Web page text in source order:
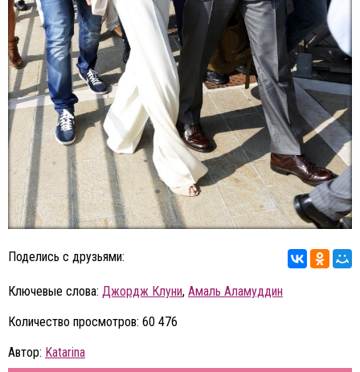
Поделись с друзьями:
Ключевые слова: Джордж Клуни, Амаль Аламуддин
Количество просмотров: 60 476
Автор: Katarina